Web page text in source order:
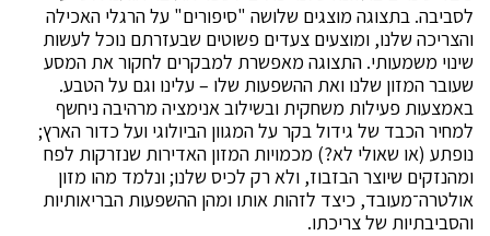
לסביבה. בתצוגה מוצגים שלושה "סיפורים" על הרגלי האכילה
והצריכה שלנו, ומוצעים צעדים פשוטים שבעזרתם נוכל לעשות
שינוי משמעותי. התצוגה מאפשרת למבקרים לחקור את המסע
שעובר המזון שלנו ואת ההשפעות שלו – עלינו וגם על הטבע.
באמצעות פעילות משחקית ובשילוב אנימציה מרהיבה ניחשף
למחיר הכבד של גידול בקר על המגוון הביולוגי ועל כדור הארץ;
נופתע (או שאולי לא?) מכמויות המזון האדירות שנזרקות לפח
ומהנזקים שיוצר הבזבוז, ולא רק לכיס שלנו; ונלמד מהו מזון
אולטרה־מעובד, כיצד לזהות אותו ומהן ההשפעות הבריאותיות
והסביבתיות של צריכתו.